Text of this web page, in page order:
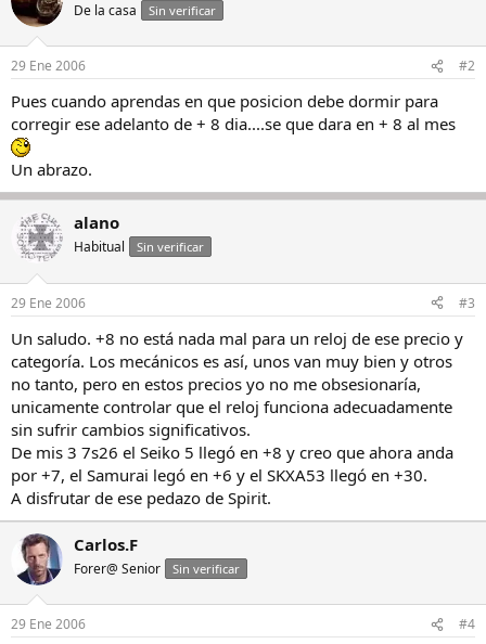
De la casa Sin verificar
29 Ene 2006 #2
Pues cuando aprendas en que posicion debe dormir para
corregir ese adelanto de + 8 dia....se que dara en + 8 al mes
Un abrazo.
alano
Habitual Sin verificar
29 Ene 2006 #3
Un saludo. +8 no está nada mal para un reloj de ese precio y
categoría. Los mecánicos es así, unos van muy bien y otros
no tanto, pero en estos precios yo no me obsesionaría,
unicamente controlar que el reloj funciona adecuadamente
sin sufrir cambios significativos.
De mis 3 7s26 el Seiko 5 llegó en +8 y creo que ahora anda
por +7, el Samurai legó en +6 y el SKXA53 llegó en +30.
A disfrutar de ese pedazo de Spirit.
Carlos.F
Forer@ Senior Sin verificar
29 Ene 2006 #4